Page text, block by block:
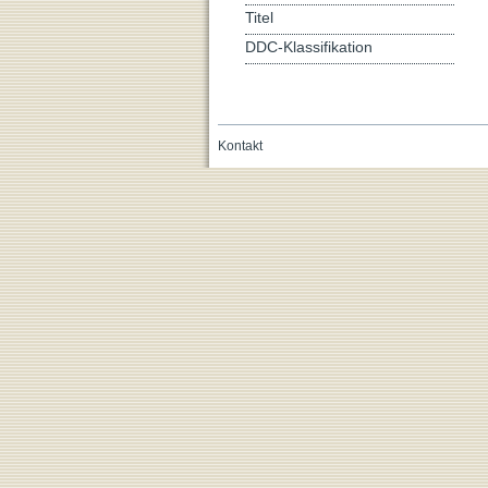
Titel
DDC-Klassifikation
Kontakt